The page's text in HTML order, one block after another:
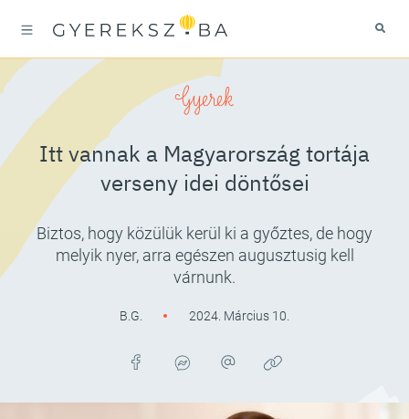
Gyerek
Itt vannak a Magyarország tortája
verseny idei döntősei
Biztos, hogy közülük kerül ki a győztes, de hogy
melyik nyer, arra egészen augusztusig kell
várnunk.
B.G. 2024. Március 10.